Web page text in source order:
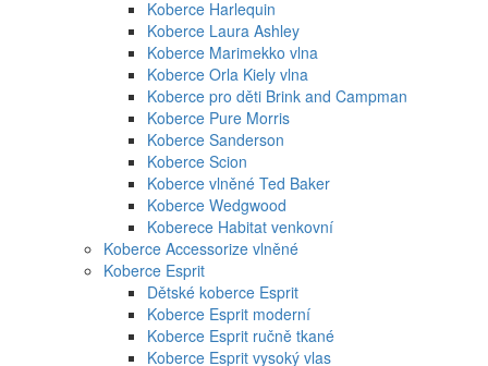
Koberce Harlequin
Koberce Laura Ashley
Koberce Marimekko vlna
Koberce Orla Kiely vlna
Koberce pro děti Brink and Campman
Koberce Pure Morris
Koberce Sanderson
Koberce Scion
Koberce vlněné Ted Baker
Koberce Wedgwood
Koberece Habitat venkovní
Koberce Accessorize vlněné
Koberce Esprit
Dětské koberce Esprit
Koberce Esprit moderní
Koberce Esprit ručně tkané
Koberce Esprit vysoký vlas